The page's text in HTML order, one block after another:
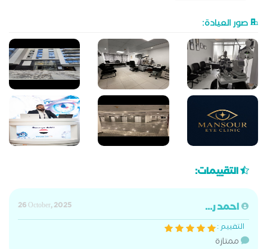
صور العيادة:
التقييمات:
احمد ر...
26 October, 2025
التقييم :
ممتازة